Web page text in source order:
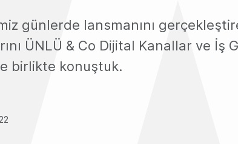
günlerde lansmanını
ÜNLÜ & Co Dijital Kanallar ve İş
birlikte konuştuk.